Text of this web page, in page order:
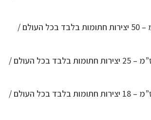
80X80 מידה בס”מ – 50 יצירות חתומות בלבד בכל העולם /
110X110 מידה בס”מ – 25 יצירות חתומות בלבד בכל העולם /
120X120 מידה בס”מ – 18 יצירות חתומות בלבד בכל העולם /